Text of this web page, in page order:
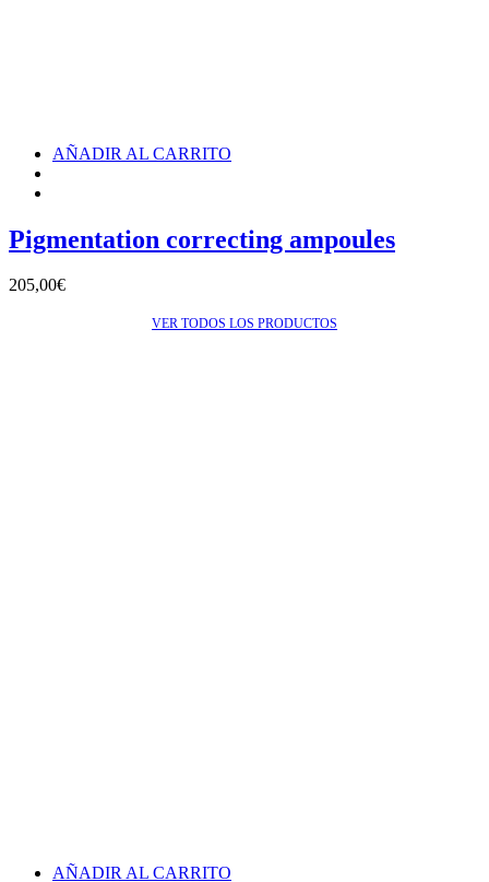
AÑADIR AL CARRITO
Pigmentation correcting ampoules
205,00€
VER TODOS LOS PRODUCTOS
AÑADIR AL CARRITO